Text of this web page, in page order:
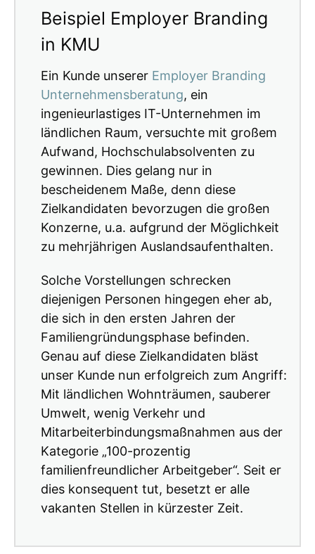
Beispiel Employer Branding
in KMU
Ein Kunde unserer Employer Branding
Unternehmensberatung, ein
ingenieurlastiges IT-Unternehmen im
ländlichen Raum, versuchte mit großem
Aufwand, Hochschulabsolventen zu
gewinnen. Dies gelang nur in
bescheidenem Maße, denn diese
Zielkandidaten bevorzugen die großen
Konzerne, u.a. aufgrund der Möglichkeit
zu mehrjährigen Auslandsaufenthalten.
Solche Vorstellungen schrecken
diejenigen Personen hingegen eher ab,
die sich in den ersten Jahren der
Familiengründungsphase befinden.
Genau auf diese Zielkandidaten bläst
unser Kunde nun erfolgreich zum Angriff:
Mit ländlichen Wohnträumen, sauberer
Umwelt, wenig Verkehr und
Mitarbeiterbindungsmaßnahmen aus der
Kategorie „100-prozentig
familienfreundlicher Arbeitgeber“. Seit er
dies konsequent tut, besetzt er alle
vakanten Stellen in kürzester Zeit.